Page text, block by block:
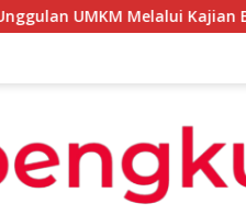
Kajian Bank Indonesia